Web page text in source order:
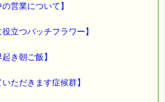
営業について】
立つバッチフラワー】
き朝ご飯】
ただきます症候群】